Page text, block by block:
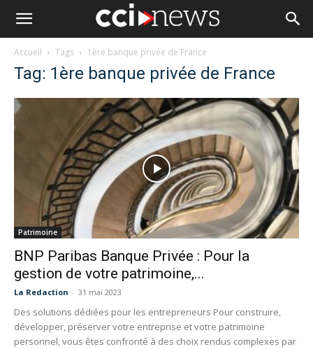
Accueil Tags 1ère banque privée de France
Tag: 1ère banque privée de France
Patrimoine
BNP Paribas Banque Privée : Pour la
gestion de votre patrimoine,...
La Redaction - 31 mai 2023
Des solutions dédiées pour les entrepreneurs Pour construire,
développer, préserver votre entreprise et votre patrimoine
personnel, vous êtes confronté à des choix rendus complexes par